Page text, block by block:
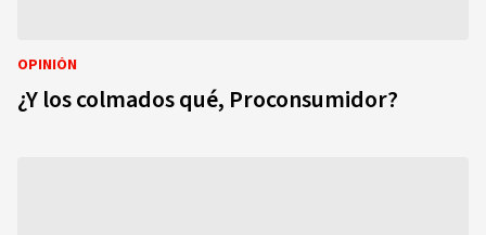
OPINIÓN
¿Y los colmados qué, Proconsumidor?